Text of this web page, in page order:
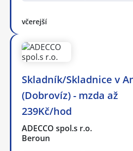
včerejší
Skladník/Skladnice v
(Dobrovíz) - mzda až
239Kč/hod
ADECCO spol.s r.o.
Beroun